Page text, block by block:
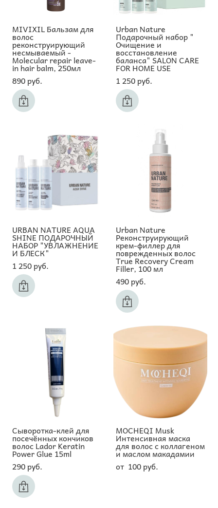
MIVIXIL Бальзам для
волос
реконструирующий
несмываемый -
Molecular repair leave-
in hair balm, 250мл
890 pуб.
Urban Nature
Подарочный набор "
Очищение и
восстановление
баланса" SALON CARE
FOR HOME USE
1 250 pуб.
URBAN NATURE AQUA
SHINE ПОДАРОЧНЫЙ
НАБОР "УВЛАЖНЕНИЕ
И БЛЕСК"
1 250 pуб.
Urban Nature
Реконструирующий
крем-филлер для
поврежденных волос
True Recovery Cream
Filler, 100 мл
490 pуб.
Сыворотка-клей для
посечённых кончиков
волос Lador Keratin
Power Glue 15ml
290 pуб.
MOCHEQI Musk
Интенсивная маска
для волос с коллагеном
и маслом макадамии
от 100 pуб.